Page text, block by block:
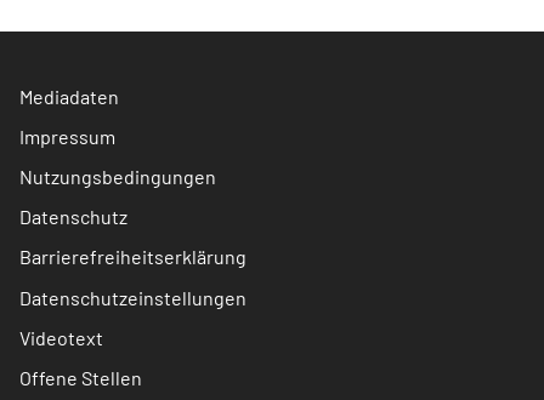
Mediadaten
Impressum
Nutzungsbedingungen
Datenschutz
Barrierefreiheitserklärung
Datenschutzeinstellungen
Videotext
Offene Stellen